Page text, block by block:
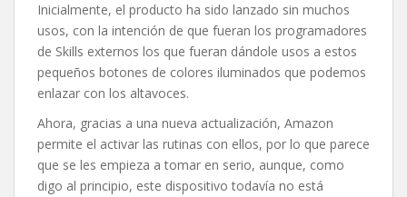
Inicialmente, el producto ha sido lanzado sin muchos
usos, con la intención de que fueran los programadores
de Skills externos los que fueran dándole usos a estos
pequeños botones de colores iluminados que podemos
enlazar con los altavoces.
Ahora, gracias a una nueva actualización, Amazon
permite el activar las rutinas con ellos, por lo que parece
que se les empieza a tomar en serio, aunque, como
digo al principio, este dispositivo todavía no está